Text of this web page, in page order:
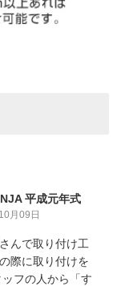
平成元年式
月09日
んで取り付け工
際に取り付けを
フの人から「す